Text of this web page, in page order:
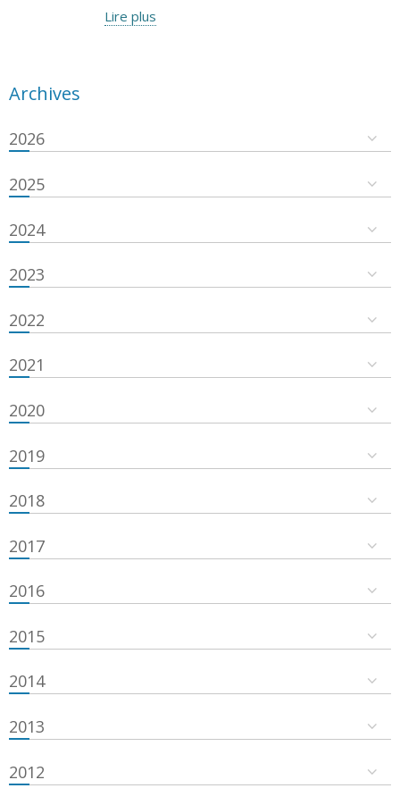
Lire plus
Archives
2026
2025
2024
2023
2022
2021
2020
2019
2018
2017
2016
2015
2014
2013
2012